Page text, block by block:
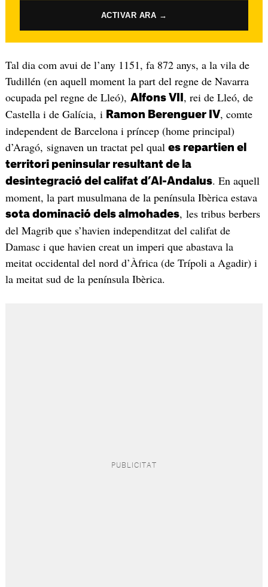
ACTIVAR ARA →
Tal dia com avui de l’any 1151, fa 872 anys, a la vila de
Tudillén (en aquell moment la part del regne de Navarra
ocupada pel regne de Lleó), Alfons VII , rei de Lleó, de
Castella i de Galícia, i Ramon Berenguer IV, comte
independent de Barcelona i príncep (home principal)
d’Aragó, signaven un tractat pel qual es repartien el
territori peninsular resultant de la
desintegració del califat d’Al-Andalus. En aquell
moment, la part musulmana de la península Ibèrica estava
sota dominació dels almohades, les tribus berbers
del Magrib que s’havien independitzat del califat de
Damasc i que havien creat un imperi que abastava la
meitat occidental del nord d’Àfrica (de Trípoli a Agadir) i
la meitat sud de la península Ibèrica.